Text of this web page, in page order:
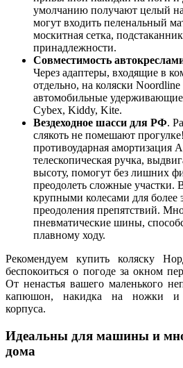
умолчанию получают целый
могут входить пеленальный
москитная сетка,
принадлежности.
Совместимость
Через адаптеры, входящие в
отдельно, на коляски Noordline
автомобильные удерживающие
Cybex, Kiddy, Kite.
Вездеходное шасси для РФ.
слякоть не помешают
противоударная амортизация
телескопическая ручка,
высоту, помогут без лишних
преодолеть сложные участки.
крупными колесами для более
преодоления препятствий.
пневматические шины,
плавному ходу.
Рекомендуем купить коляску
беспокоиться о погоде за окном
От ненастья вашего маленького
капюшон, накидка на ножки и
корпуса.
Идеальны для машины и
дома